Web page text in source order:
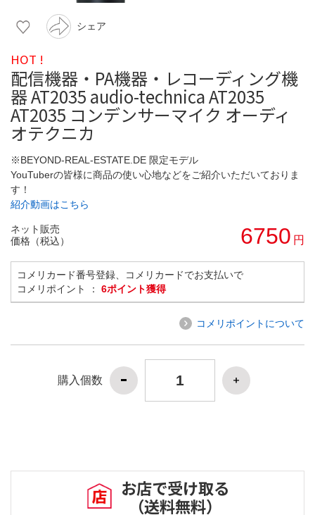
シェア
HOT !
配信機器・PA機器・レコーディング機
器 AT2035 audio-technica AT2035
AT2035 コンデンサーマイク オーディ
オテクニカ
※BEYOND-REAL-ESTATE.DE 限定モデル
YouTuberの皆様に商品の使い心地などをご紹介いただいておりま
す！
紹介動画はこちら
ネット販売
価格（税込）
6750 円
コメリカード番号登録、コメリカードでお支払いで
コメリポイント ： 6ポイント獲得
コメリポイントについて
購入個数
お店で受け取る
（送料無料）